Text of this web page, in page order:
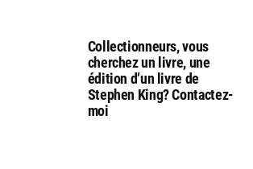
Collectionneurs, vous
cherchez un livre, une
édition d’un livre de
Stephen King? Contactez-
moi